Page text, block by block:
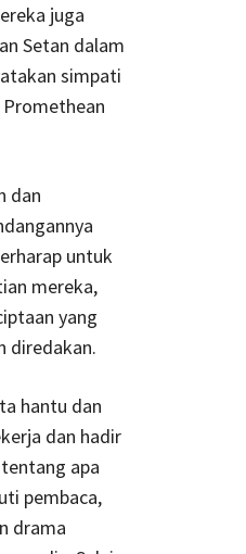
juga
Setan dalam
simpati
dan
untuk
mereka,
yang
diredakan.
hantu dan
dan hadir
apa
pembaca,
drama